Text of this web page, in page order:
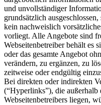
und unvollständiger
grundsätzlich
kein nachweislich
vorliegt. Alle Angebote sind
Webseitenbetreiber behält es
oder das gesamte Angebot
verändern, zu ergänzen, zu
zeitweise oder endgültig
Bei direkten oder indirekten
(“Hyperlinks”), die außerhalb
Webseitenbetreibers liegen,